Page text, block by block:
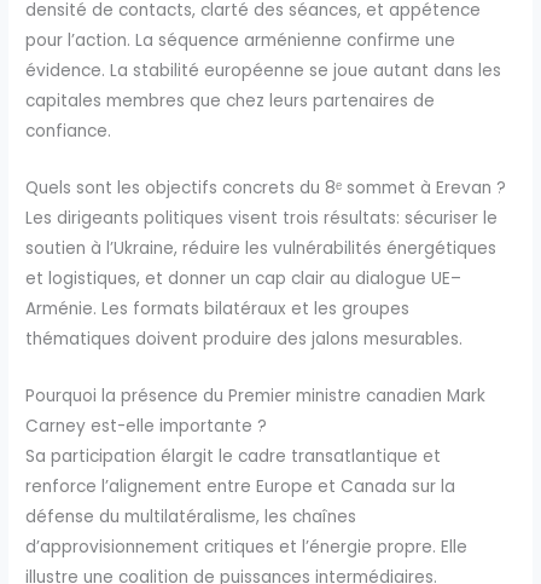
densité de contacts, clarté des séances, et appétence
pour l’action. La séquence arménienne confirme une
évidence. La stabilité européenne se joue autant dans les
capitales membres que chez leurs partenaires de
confiance.
Quels sont les objectifs concrets du 8ᵉ sommet à Erevan ?
Les dirigeants politiques visent trois résultats: sécuriser le
soutien à l’Ukraine, réduire les vulnérabilités énergétiques
et logistiques, et donner un cap clair au dialogue UE–
Arménie. Les formats bilatéraux et les groupes
thématiques doivent produire des jalons mesurables.
Pourquoi la présence du Premier ministre canadien Mark
Carney est-elle importante ?
Sa participation élargit le cadre transatlantique et
renforce l’alignement entre Europe et Canada sur la
défense du multilatéralisme, les chaînes
d’approvisionnement critiques et l’énergie propre. Elle
illustre une coalition de puissances intermédiaires.